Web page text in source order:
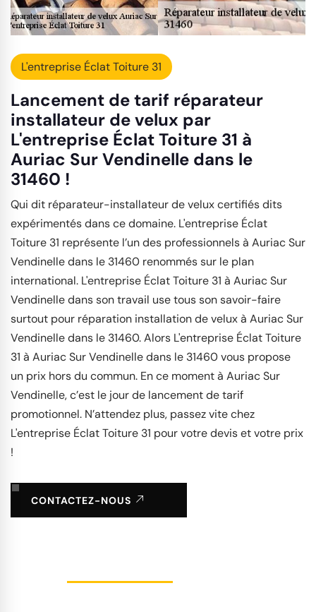
L'entreprise Éclat Toiture 31
Lancement de tarif réparateur
installateur de velux par
L'entreprise Éclat Toiture 31 à
Auriac Sur Vendinelle dans le
31460 !
Qui dit réparateur-installateur de velux certifiés dits
expérimentés dans ce domaine. L'entreprise Éclat
Toiture 31 représente l’un des professionnels à Auriac Sur
Vendinelle dans le 31460 renommés sur le plan
international. L'entreprise Éclat Toiture 31 à Auriac Sur
Vendinelle dans son travail use tous son savoir-faire
surtout pour réparation installation de velux à Auriac Sur
Vendinelle dans le 31460. Alors L'entreprise Éclat Toiture
31 à Auriac Sur Vendinelle dans le 31460 vous propose
un prix hors du commun. En ce moment à Auriac Sur
Vendinelle, c’est le jour de lancement de tarif
promotionnel. N’attendez plus, passez vite chez
L'entreprise Éclat Toiture 31 pour votre devis et votre prix
!
CONTACTEZ-NOUS